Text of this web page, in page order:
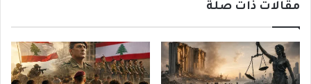
مقالات ذات صلة